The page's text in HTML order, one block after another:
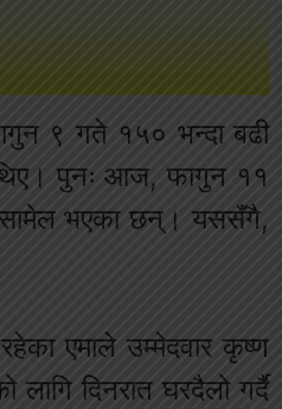
९ गते १५० भन्दा बढी
थिए। पुनः आज, फागुन ११
सामेल भएका छन्। यससँगै,
रहेका एमाले उम्मेदवार कृष्ण
दिनरात घरदैलो गर्दै